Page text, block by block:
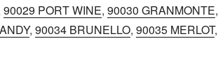
90029 PORT WINE, 90030 GRANMONTE,
, 90034 BRUNELLO, 90035 MERLOT,